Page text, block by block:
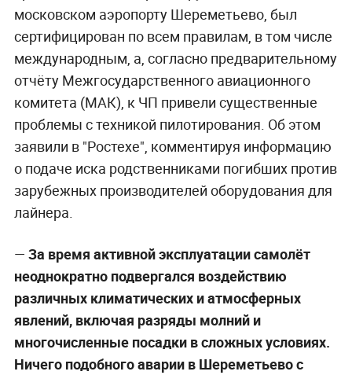
московском аэропорту Шереметьево, был
сертифицирован по всем правилам, в том числе
международным, а, согласно предварительному
отчёту Межгосударственного авиационного
комитета (МАК), к ЧП привели существенные
проблемы с техникой пилотирования. Об этом
заявили в "Ростехе", комментируя информацию
о подаче иска родственниками погибших против
зарубежных производителей оборудования для
лайнера.
— За время активной эксплуатации самолёт
неоднократно подвергался воздействию
различных климатических и атмосферных
явлений, включая разряды молний и
многочисленные посадки в сложных условиях.
Ничего подобного аварии в Шереметьево с